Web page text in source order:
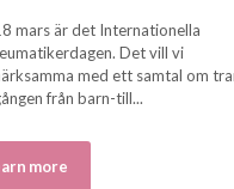
mars är det Internationella
Det vill vi
med ett samtal om
från barn-till...
more